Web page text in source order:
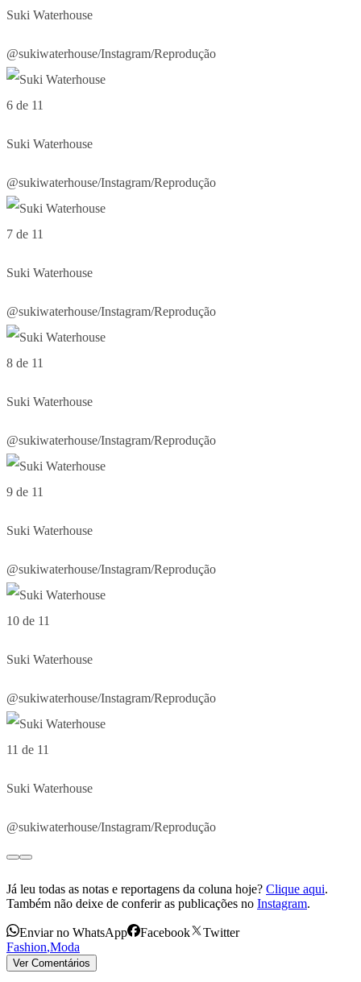
Suki Waterhouse
@sukiwaterhouse/Instagram/Reprodução
6 de 11
Suki Waterhouse
@sukiwaterhouse/Instagram/Reprodução
7 de 11
Suki Waterhouse
@sukiwaterhouse/Instagram/Reprodução
8 de 11
Suki Waterhouse
@sukiwaterhouse/Instagram/Reprodução
9 de 11
Suki Waterhouse
@sukiwaterhouse/Instagram/Reprodução
10 de 11
Suki Waterhouse
@sukiwaterhouse/Instagram/Reprodução
11 de 11
Suki Waterhouse
@sukiwaterhouse/Instagram/Reprodução
Já leu todas as notas e reportagens da coluna hoje? Clique aqui.
Também não deixe de conferir as publicações no Instagram.
Enviar no WhatsApp Facebook
Twitter
Fashion,Moda
Ver Comentários